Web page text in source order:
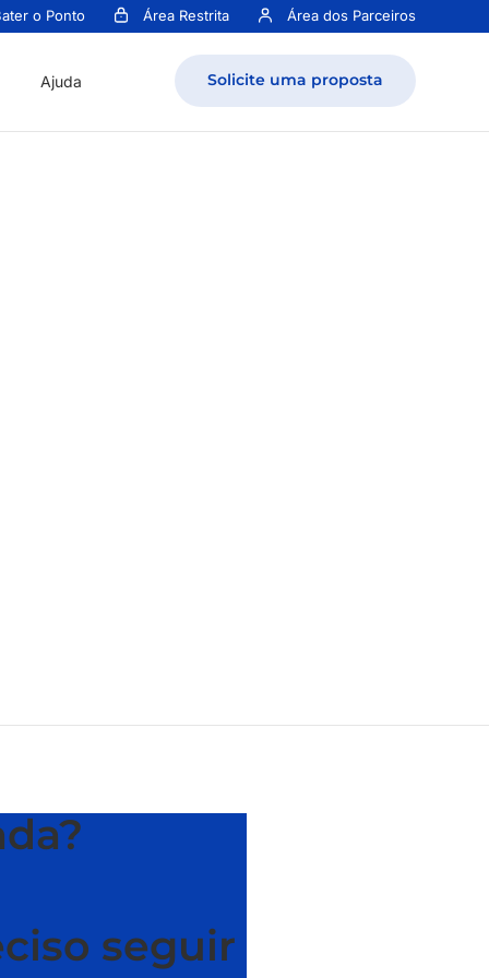
o Ponto Área Restrita Área dos Parceiros
Solicite uma proposta
Ajuda
seguir